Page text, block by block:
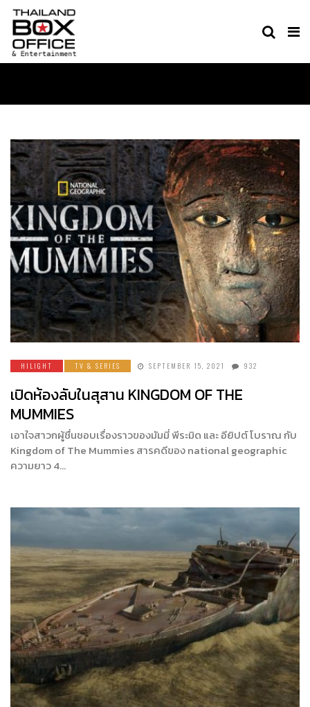
HILIGHT TV & SERIES SEPTEMBER 15, 2021 932
เปิดห้องลับในสุสาน KINGDOM OF THE
MUMMIES
เอาใจสาวกผู้ชื่นชอบเรื่องราวของมัมมี่ พีระมิด และ อียิปต์ โบราณ กับ
Kingdom of The Mummies สารคดีของ national geographic
ความยาว 4…